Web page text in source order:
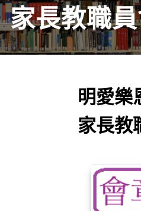
家長教職
明愛樂
家長教